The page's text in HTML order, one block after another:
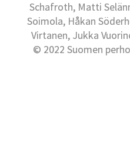
Schafroth, Matti
Soimola, Håkan
Virtanen, Jukka
© 2022 Suomen